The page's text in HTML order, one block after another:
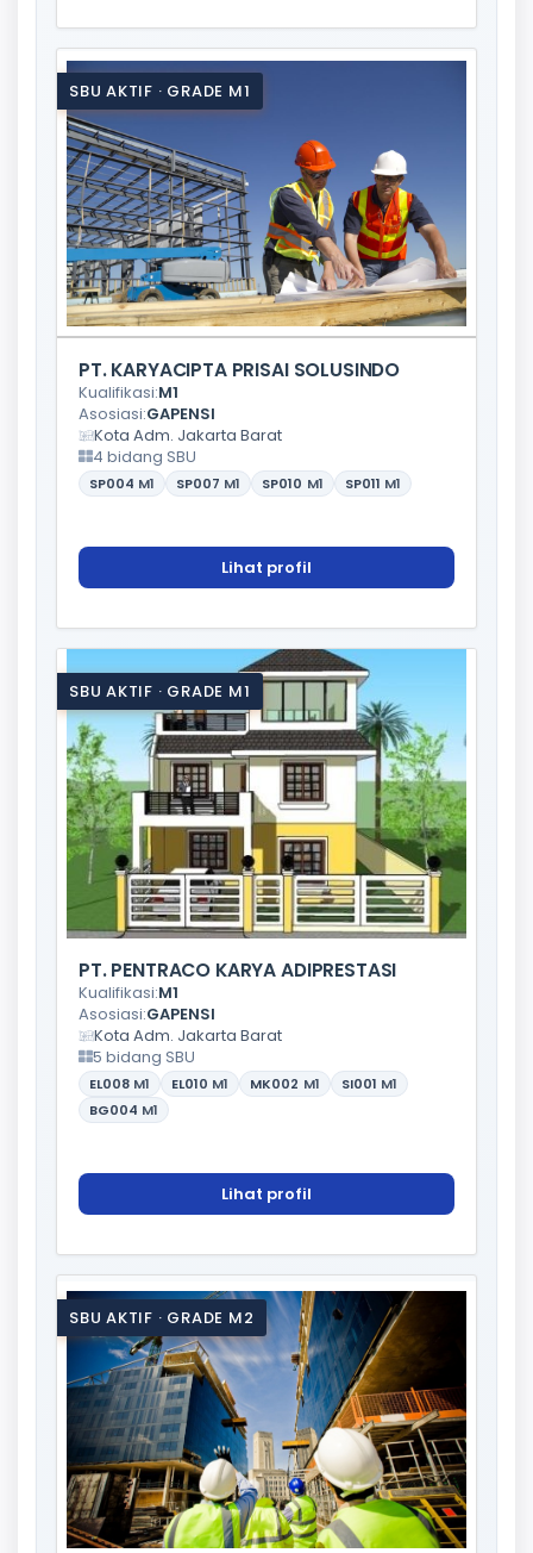
SBU AKTIF · GRADE M1
PT. KARYACIPTA PRISAI SOLUSINDO
Kualifikasi:M1
Asosiasi:GAPENSI
Kota Adm. Jakarta Barat
4 bidang SBU
SP004 M1 SP007 M1 SP010 M1 SP011 M1
Lihat profil
SBU AKTIF · GRADE M1
PT. PENTRACO KARYA ADIPRESTASI
Kualifikasi:M1
Asosiasi:GAPENSI
Kota Adm. Jakarta Barat
5 bidang SBU
EL008 M1 EL010 M1 MK002 M1 SI001 M1
BG004 M1
Lihat profil
SBU AKTIF · GRADE M2